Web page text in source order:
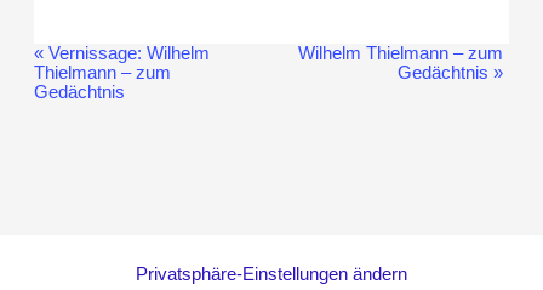
Veranstaltung-
Navigation
«Vernissage: Wilhelm
Thielmann – zum
Gedächtnis
Wilhelm Thielmann – zum
Gedächtnis»
Privatsphäre-Einstellungen ändern